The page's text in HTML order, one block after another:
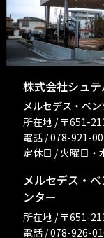
株式会社シュ
メルセデス・ベ
所在地 / 〒651-
電話 / 078-921-
定休日 / 火曜日・
メルセデス・
ンター
所在地 / 〒651-
電話 / 078-926-